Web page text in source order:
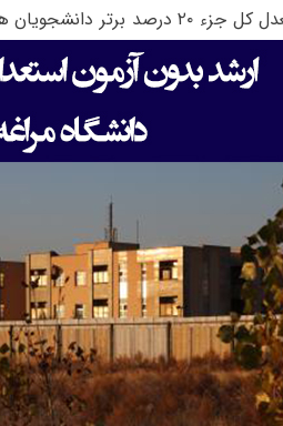
ریزی آموزش عالی) و به لحاظ میانگین معدل کل